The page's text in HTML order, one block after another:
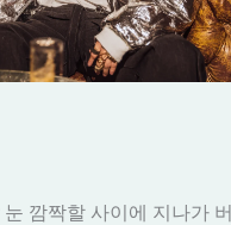
깜짝할 사이에 지나가